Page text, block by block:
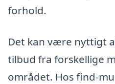
forhold.
Det kan være nyttigt
tilbud fra forskellige
området. Hos find-